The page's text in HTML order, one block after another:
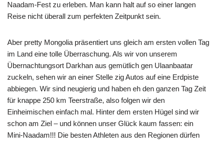
Naadam-Fest zu erleben. Man kann halt auf so einer langen
Reise nicht überall zum perfekten Zeitpunkt sein.
Aber pretty Mongolia präsentiert uns gleich am ersten vollen Tag
im Land eine tolle Überraschung. Als wir von unserem
Übernachtungsort Darkhan aus gemütlich gen Ulaanbaatar
zuckeln, sehen wir an einer Stelle zig Autos auf eine Erdpiste
abbiegen. Wir sind neugierig und haben eh den ganzen Tag Zeit
für knappe 250 km Teerstraße, also folgen wir den
Einheimischen einfach mal. Hinter dem ersten Hügel sind wir
schon am Ziel – und können unser Glück kaum fassen: ein
Mini-Naadam!!! Die besten Athleten aus den Regionen dürfen